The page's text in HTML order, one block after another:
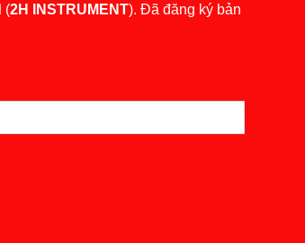
(2H INSTRUMENT). Đã đăng ký bản